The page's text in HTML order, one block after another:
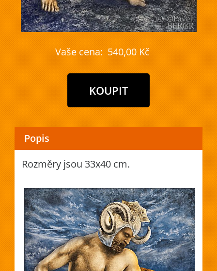
Vaše cena: 540,00 Kč
Popis
Rozměry jsou 33x40 cm.